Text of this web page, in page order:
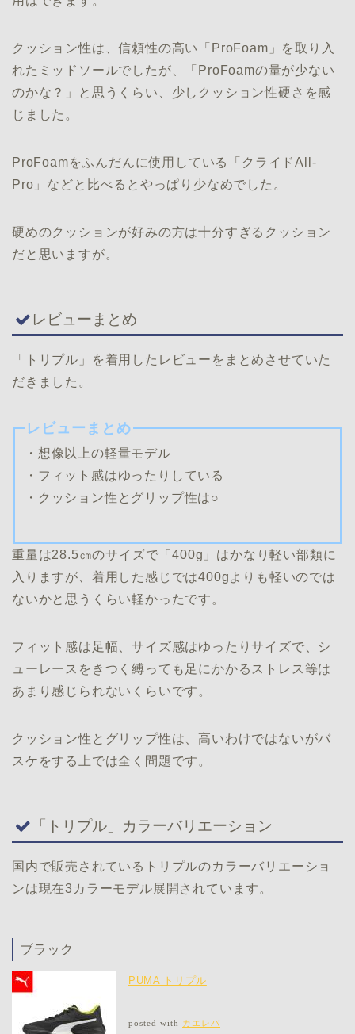
クッション性は、信頼性の高い「ProFoam」を取り入
れたミッドソールでしたが、「ProFoamの量が少ない
のかな？」と思うくらい、少しクッション性硬さを感
じました。
ProFoamをふんだんに使用している「クライドAll-
Pro」などと比べるとやっぱり少なめでした。
硬めのクッションが好みの方は十分すぎるクッション
だと思いますが。
レビューまとめ
「トリプル」を着用したレビューをまとめさせていた
だきました。
レビューまとめ
・想像以上の軽量モデル
・フィット感はゆったりしている
・クッション性とグリップ性は○
重量は28.5㎝のサイズで「400g」はかなり軽い部類に
入りますが、着用した感じでは400gよりも軽いのでは
ないかと思うくらい軽かったです。
フィット感は足幅、サイズ感はゆったりサイズで、シ
ューレースをきつく縛っても足にかかるストレス等は
あまり感じられないくらいです。
クッション性とグリップ性は、高いわけではないがバ
スケをする上では全く問題です。
「トリプル」カラーバリエーション
国内で販売されているトリプルのカラーバリエーショ
ンは現在3カラーモデル展開されています。
ブラック
PUMA トリプル
posted with カエレバ